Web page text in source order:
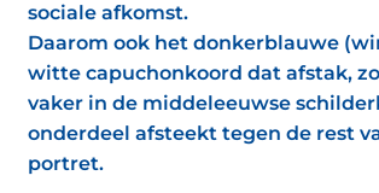
sociale afkomst.
Daarom ook het donkerblauwe
witte capuchonkoord dat afstak,
vaker in de middeleeuwse
onderdeel afsteekt tegen de rest
portret.